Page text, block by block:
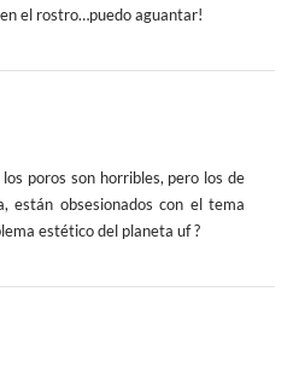
el rostro…puedo aguantar!
poros son horribles, pero los de
están obsesionados con el tema
estético del planeta uf ?